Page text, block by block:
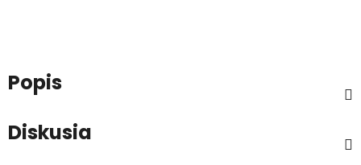
Popis
Diskusia